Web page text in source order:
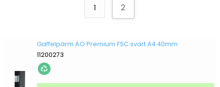
1 2
Gaffelpärm AO Premium FSC svart A4 40mm
11200273